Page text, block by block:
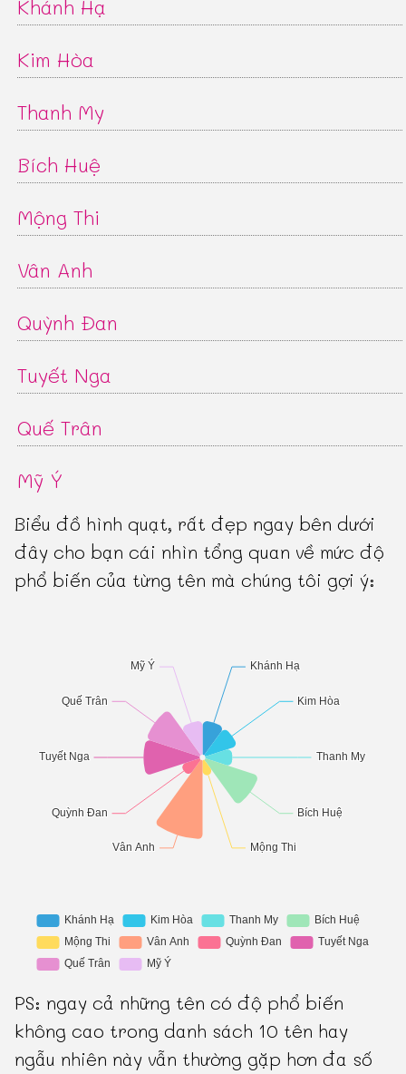
Khánh Hạ
Kim Hòa
Thanh My
Bích Huệ
Mộng Thi
Vân Anh
Quỳnh Đan
Tuyết Nga
Quế Trân
Mỹ Ý
Biểu đồ hình quạt, rất đẹp ngay bên dưới
đây cho bạn cái nhìn tổng quan về mức độ
phổ biến của từng tên mà chúng tôi gợi ý:
PS: ngay cả những tên có độ phổ biến
không cao trong danh sách 10 tên hay
ngẫu nhiên này vẫn thường gặp hơn đa số